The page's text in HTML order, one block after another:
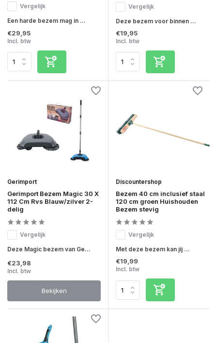
Vergelijk
Een harde bezem mag in ...
€29,95
Incl. btw
Vergelijk
Deze bezem voor binnen ...
€19,95
Incl. btw
Gerimport
Gerimport Bezem Magic 30 X
112 Cm Rvs Blauw/zilver 2-
delig
Vergelijk
Deze Magic bezem van Ge...
€23,98
Incl. btw
Bekijken
Discountershop
Bezem 40 cm inclusief staal
120 cm groen Huishouden
Bezem stevig
Vergelijk
Met deze bezem kan jij ...
€19,99
Incl. btw